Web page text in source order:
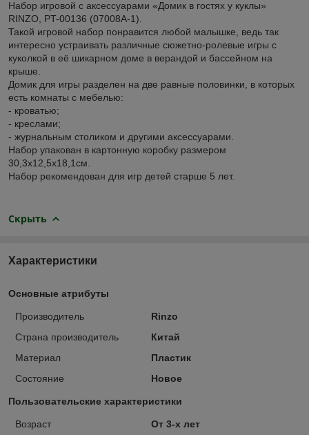
Набор игровой с аксессуарами «Домик в гостях у куклы»
RINZO, PT-00136 (07008A-1).
Такой игровой набор понравится любой малышке, ведь так
интересно устраивать различные сюжетно-ролевые игры с
куколкой в её шикарном доме в верандой и бассейном на
крыше.
Домик для игры разделен на две равные половинки, в которых
есть комнаты с мебелью:
- кроватью;
- креслами;
- журнальным столиком и другими аксессуарами.
Набор упакован в картонную коробку размером
30,3х12,5х18,1см.
Набор рекомендован для игр детей старше 5 лет.
Скрыть
Характеристики
Основные атрибуты
Производитель
Rinzo
Страна производитель
Китай
Материал
Пластик
Состояние
Новое
Пользовательские характеристики
Возраст От 3-х лет